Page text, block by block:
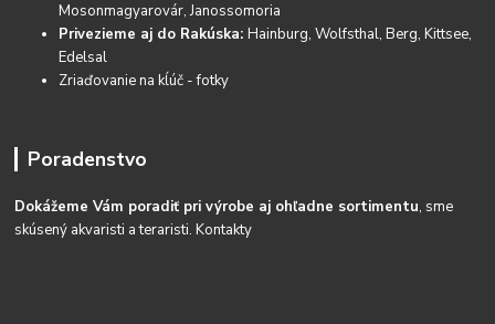
Mosonmagyarovár, Janossomoria
Privezieme aj do Rakúska:Hainburg, Wolfsthal, Berg, Kittsee,
Edelsal
Zriaďovanie na kĺúč - fotky
Poradenstvo
Dokážeme Vám poradiť pri výrobe aj ohľadne sortimentu, sme
skúsený akvaristi a teraristi.Kontakty